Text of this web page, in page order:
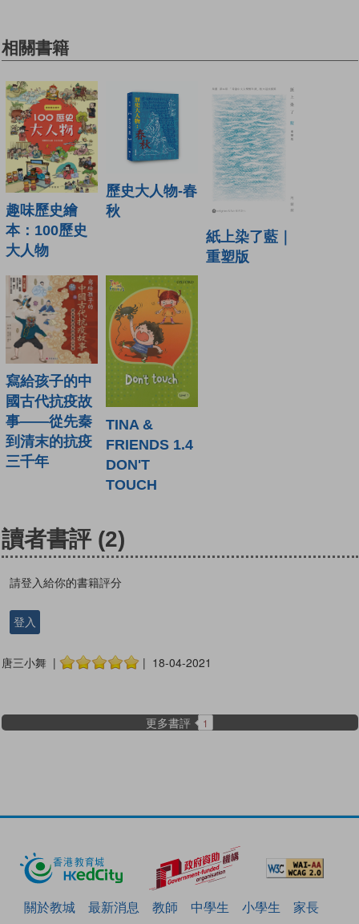
相關書籍
趣味歷史繪
本：100歷史
大人物
歷史大人物-春
秋
紙上染了藍｜
重塑版
寫給孩子的中
國古代抗疫故
事——從先秦
到清末的抗疫
三千年
TINA &
FRIENDS 1.4
DON'T
TOUCH
讀者書評 (2)
請登入給你的書籍評分
登入
唐三小舞 | | 18-04-2021
更多書評 1
關於教城 最新消息 教師 中學生 小學生
家長